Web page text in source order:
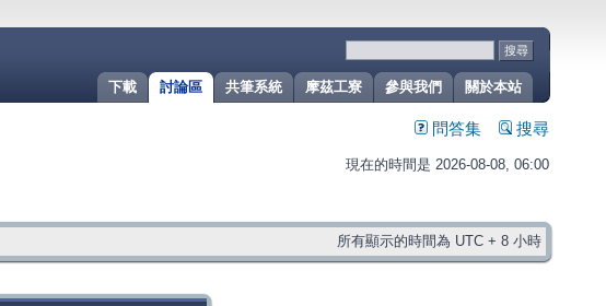
關於本站
參與我們
摩茲工寮
共筆系統
討論區
下載
問答集 搜尋
現在的時間是 2026-08-08, 06:00
所有顯示的時間為 UTC + 8 小時